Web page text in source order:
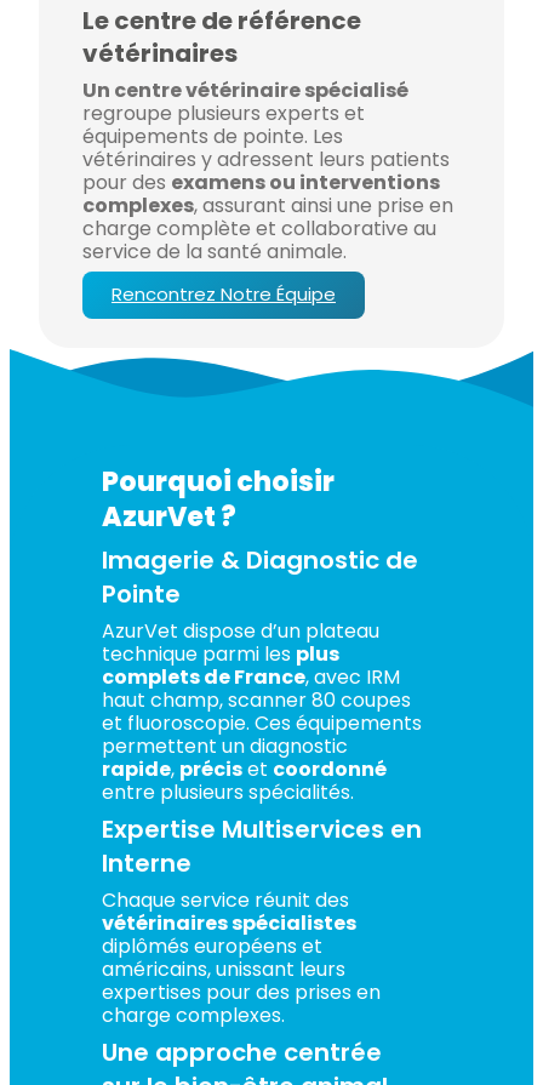
Le centre de référence
vétérinaires
Un centre vétérinaire spécialisé
regroupe plusieurs experts et
équipements de pointe. Les
vétérinaires y adressent leurs patients
pour des examens ou interventions
complexes, assurant ainsi une prise en
charge complète et collaborative au
service de la santé animale.
Rencontrez Notre Équipe
Pourquoi choisir
AzurVet ?
Imagerie & Diagnostic de
Pointe
AzurVet dispose d’un plateau
technique parmi les plus
complets de France, avec IRM
haut champ, scanner 80 coupes
et fluoroscopie. Ces équipements
permettent un diagnostic
rapide, préciset coordonné
entre plusieurs spécialités.
Expertise Multiservices en
Interne
Chaque service réunit des
vétérinaires spécialistes
diplômés européens et
américains, unissant leurs
expertises pour des prises en
charge complexes.
Une approche centrée